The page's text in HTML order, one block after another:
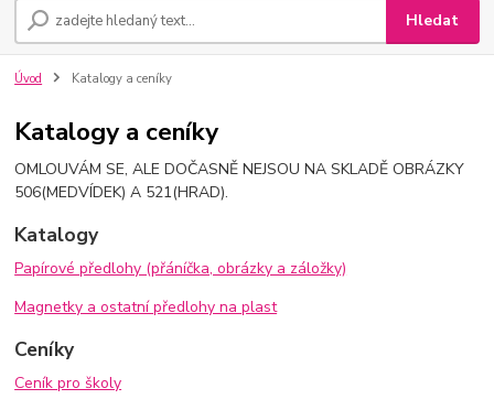
Hledat
Úvod Katalogy a ceníky
Katalogy a ceníky
OMLOUVÁM SE, ALE DOČASNĚ NEJSOU NA SKLADĚ OBRÁZKY
506(MEDVÍDEK) A 521(HRAD).
Katalogy
Papírové předlohy (přáníčka, obrázky a záložky)
Magnetky a ostatní předlohy na plast
Ceníky
Ceník pro školy